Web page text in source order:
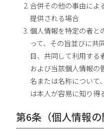
合併その他の事由によ
提供される場合
個人情報を特定の者と
って、その旨並びに共
目、共同して利用する
および当該個人情報の
名または名称について
は本人が容易に知り得
第6条（個人情報の